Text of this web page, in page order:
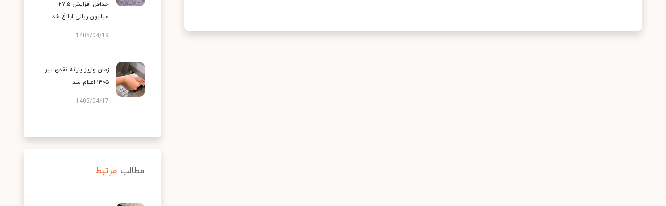
حداقل افزایش ۲۷.۵
میلیون ریالی ابلاغ شد
1405/04/19
زمان واریز یارانه نقدی تیر
۱۴۰۵ اعلام شد
1405/04/17
مطالب مرتبط